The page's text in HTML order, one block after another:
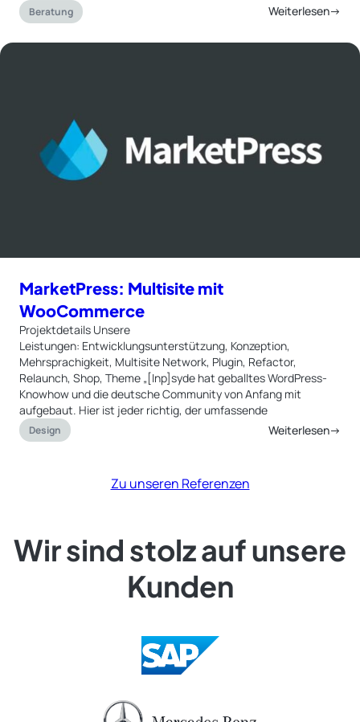
Beratung Weiterlesen→
MarketPress: Multisite mit
WooCommerce
Projektdetails Unsere
Leistungen: Entwicklungsunterstützung, Konzeption,
Mehrsprachigkeit, Multisite Network, Plugin, Refactor,
Relaunch, Shop, Theme „[Inp]syde hat geballtes WordPress-
Knowhow und die deutsche Community von Anfang mit
aufgebaut. Hier ist jeder richtig, der umfassende
Design Weiterlesen→
Zu unseren Referenzen
Wir sind stolz auf unsere
Kunden